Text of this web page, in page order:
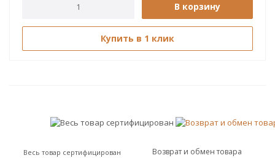
В корзину
Купить в 1 клик
Весь товар сертифицирован Возврат и обмен товара